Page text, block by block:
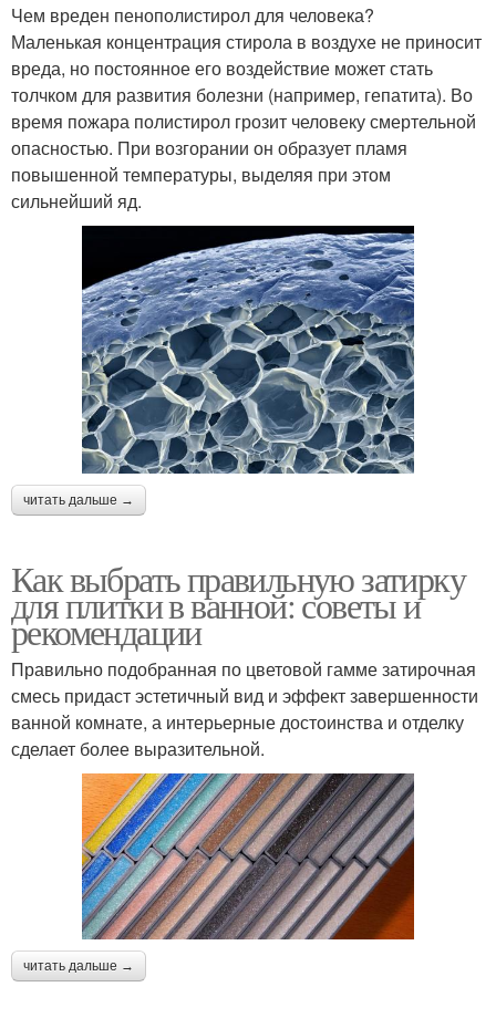
Чем вреден пенополистирол для человека?
Маленькая концентрация стирола в воздухе не приносит
вреда, но постоянное его воздействие может стать
толчком для развития болезни (например, гепатита). Во
время пожара полистирол грозит человеку смертельной
опасностью. При возгорании он образует пламя
повышенной температуры, выделяя при этом
сильнейший яд.
читать дальше →
Как выбрать правильную затирку
для плитки в ванной: советы и
рекомендации
Правильно подобранная по цветовой гамме затирочная
смесь придаст эстетичный вид и эффект завершенности
ванной комнате, а интерьерные достоинства и отделку
сделает более выразительной.
читать дальше →